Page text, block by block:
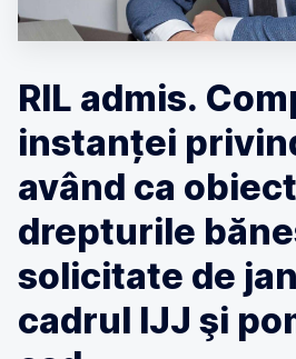
RIL admis.
instanței
având ca obiect
drepturile
solicitate de
cadrul IJJ şi